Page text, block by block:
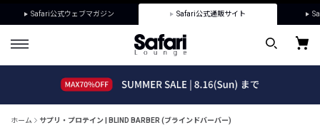
Safari公式ウェブマガジン Safari公式通販サイト
ホーム サプリ・プロテイン | BLIND BARBER (ブラインドバーバー)